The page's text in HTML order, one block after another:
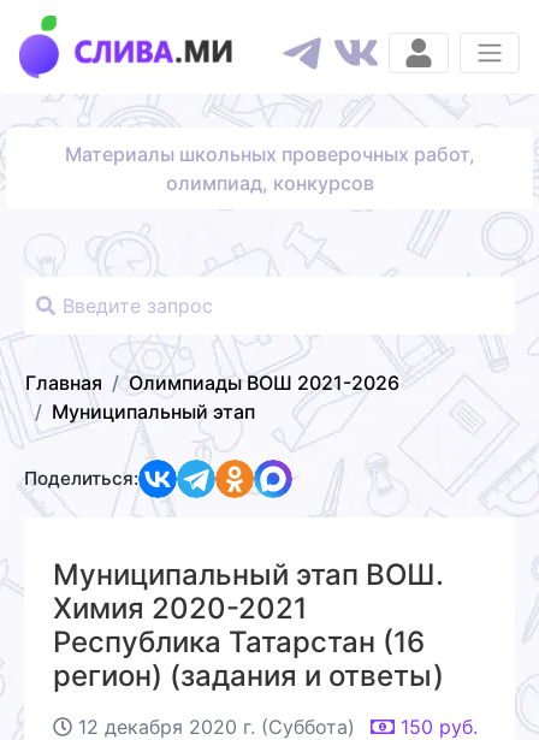
Материалы школьных проверочных работ,
олимпиад, конкурсов
Главная
Олимпиады ВОШ 2021-2026
Муниципальный этап
Поделиться:
Муниципальный этап ВОШ.
Химия 2020-2021
Республика Татарстан (16
регион) (задания и ответы)
12 декабря 2020 г. (Суббота) 150 руб.